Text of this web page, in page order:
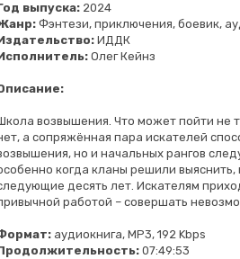
выпуска: 2024
Фэнтези, приключения, боевик,
ИДДК
Олег Кейнз
возвышения. Что может пойти не
а сопряжённая пара искателей
но и начальных рангов
когда кланы решили
десять лет. Искателям
работой – совершать
аудиокнига, MP3, 192 Kbps
07:49:53